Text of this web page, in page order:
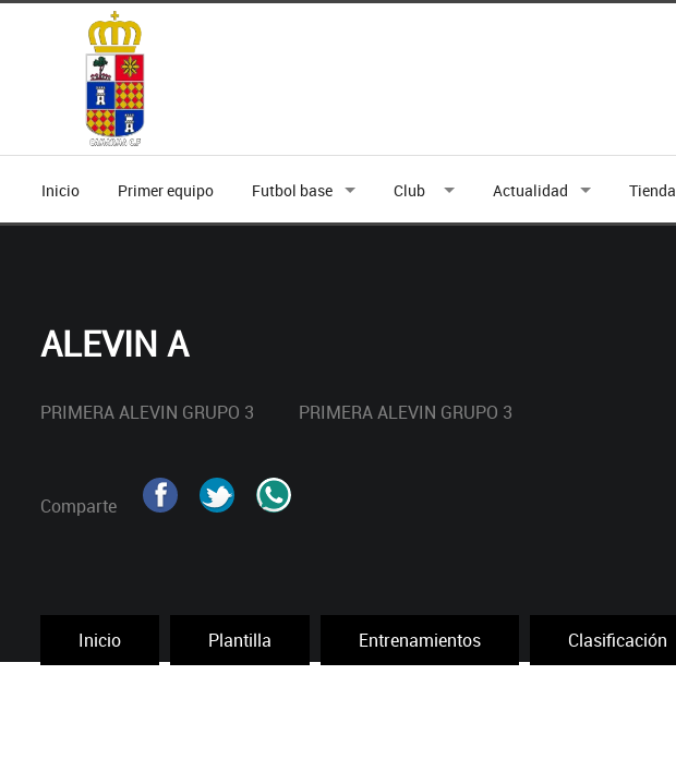
Inicio Primer equipo Futbol base Club Actualidad Tienda
ALEVIN A
PRIMERA ALEVIN GRUPO 3 PRIMERA ALEVIN GRUPO 3
Comparte
Inicio Plantilla Entrenamientos Clasificación